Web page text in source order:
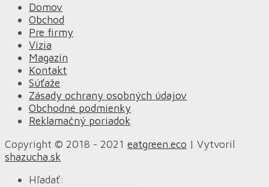
Domov
Obchod
Pre firmy
Vízia
Magazín
Kontakt
Súťaže
Zásady ochrany osobných údajov
Obchodné podmienky
Reklamačný poriadok
Copyright © 2018 - 2021 eatgreen.eco | Vytvoril
shazucha.sk
Hľadať: